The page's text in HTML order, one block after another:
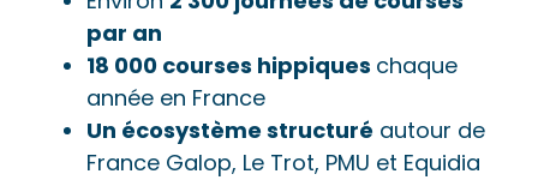
par an
18 000 courses hippiques chaque
année en France
Un écosystème structuré autour de
France Galop, Le Trot, PMU et Equidia